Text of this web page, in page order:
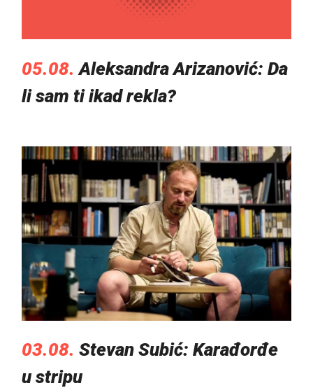
05.08. Aleksandra Arizanović: Da
li sam ti ikad rekla?
03.08. Stevan Subić: Karađorđe
u stripu